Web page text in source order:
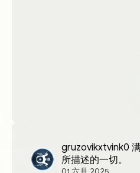
gruzovikxtvink0
所描述的一切。